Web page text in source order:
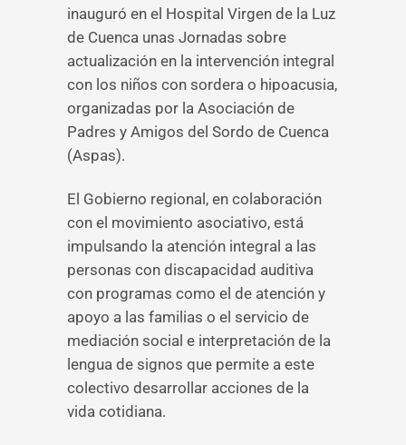
inauguró en el Hospital Virgen de la Luz
de Cuenca unas Jornadas sobre
actualización en la intervención integral
con los niños con sordera o hipoacusia,
organizadas por la Asociación de
Padres y Amigos del Sordo de Cuenca
(Aspas).
El Gobierno regional, en colaboración
con el movimiento asociativo, está
impulsando la atención integral a las
personas con discapacidad auditiva
con programas como el de atención y
apoyo a las familias o el servicio de
mediación social e interpretación de la
lengua de signos que permite a este
colectivo desarrollar acciones de la
vida cotidiana.